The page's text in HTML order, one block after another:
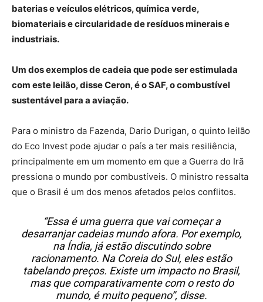
baterias e veículos elétricos, química verde,
biomateriais e circularidade de resíduos minerais e
industriais.
Um dos exemplos de cadeia que pode ser estimulada
com este leilão, disse Ceron, é o SAF, o combustível
sustentável para a aviação.
Para o ministro da Fazenda, Dario Durigan, o quinto leilão
do Eco Invest pode ajudar o país a ter mais resiliência,
principalmente em um momento em que a Guerra do Irã
pressiona o mundo por combustíveis. O ministro ressalta
que o Brasil é um dos menos afetados pelos conflitos.
“Essa é uma guerra que vai começar a
desarranjar cadeias mundo afora. Por exemplo,
na Índia, já estão discutindo sobre
racionamento. Na Coreia do Sul, eles estão
tabelando preços. Existe um impacto no Brasil,
mas que comparativamente com o resto do
mundo, é muito pequeno”, disse.